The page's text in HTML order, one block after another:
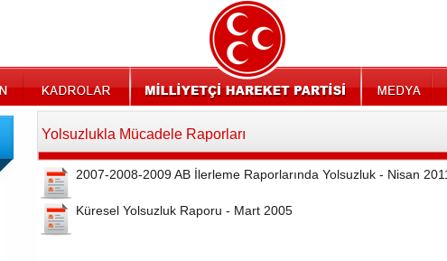
Yolsuzlukla Mücadele Raporları
2007-2008-2009 AB İlerleme Raporlarında Yolsuzluk - Nisan
Küresel Yolsuzluk Raporu - Mart 2005